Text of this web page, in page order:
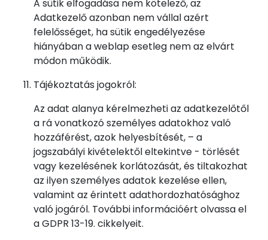
A sütik elfogadása nem kötelező, az
Adatkezelő azonban nem vállal azért
felelősséget, ha sütik engedélyezése
hiányában a weblap esetleg nem az elvárt
módon működik.
Tájékoztatás jogokról:
Az adat alanya kérelmezheti az adatkezelőtől
a rá vonatkozó személyes adatokhoz való
hozzáférést, azok helyesbítését, – a
jogszabályi kivételektől eltekintve - törlését
vagy kezelésének korlátozását, és tiltakozhat
az ilyen személyes adatok kezelése ellen,
valamint az érintett adathordozhatósághoz
való jogáról. További információért olvassa el
a GDPR 13-19. cikkelyeit.